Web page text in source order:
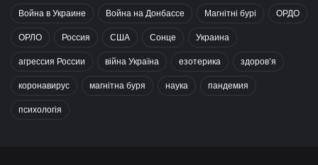
Война в Украине Война на Донбассе Магнітні бурі ОРДО
ОРЛО Россия США Сонце Украина
агрессия России війна Україна езотерика здоров’я
коронавирус магнітна буря наука пандемия
психологія